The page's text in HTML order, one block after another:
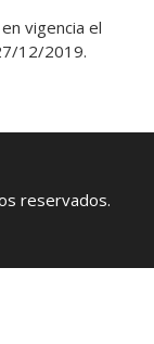
vigencia el
12/2019.
reservados.